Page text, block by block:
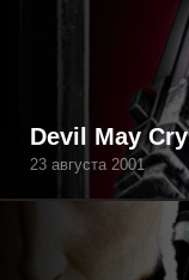
Devil May Cry
23 августа 2001